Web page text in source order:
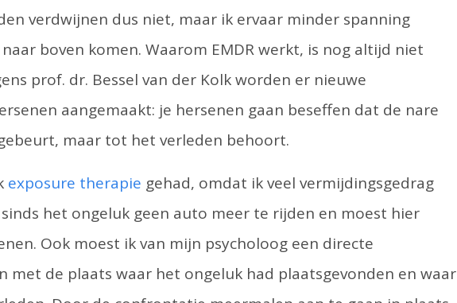
verdwijnen dus niet, maar ik ervaar minder spanning
boven komen. Waarom EMDR werkt, is nog altijd niet
prof. dr. Bessel van der Kolk worden er nieuwe
aangemaakt: je hersenen gaan beseffen dat de nare
maar tot het verleden behoort.
exposure therapie gehad, omdat ik veel vermijdingsgedrag
het ongeluk geen auto meer te rijden en moest hier
Ook moest ik van mijn psycholoog een directe
met de plaats waar het ongeluk had plaatsgevonden en waar